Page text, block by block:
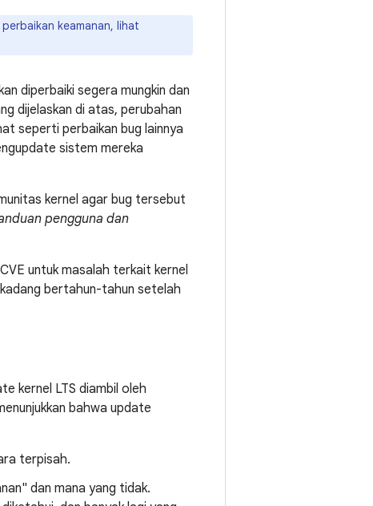
keamanan, lihat
diperbaiki segera mungkin dan
dijelaskan di atas, perubahan
seperti perbaikan bug lainnya
sistem mereka
kernel agar bug tersebut
pengguna dan
untuk masalah terkait kernel
bertahun-tahun setelah
kernel LTS diambil oleh
bahwa update
terpisah.
dan mana yang tidak.